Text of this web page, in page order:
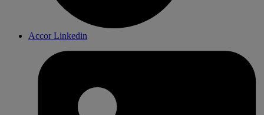
Accor Linkedin